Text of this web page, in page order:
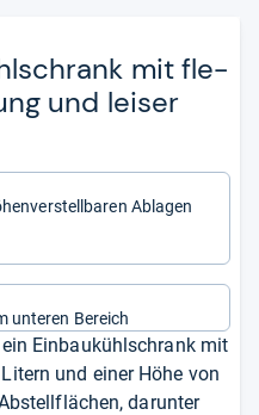
mit fle­
und lei­ser
Ablagen
unteren Bereich
Einbaukühlschrank mit
und einer Höhe von
darunter